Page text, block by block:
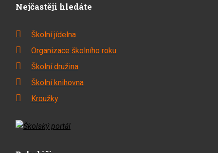
Nejčastěji hledáte
Školní jídelna
Organizace školního roku
Školní družina
Školní knihovna
Kroužky